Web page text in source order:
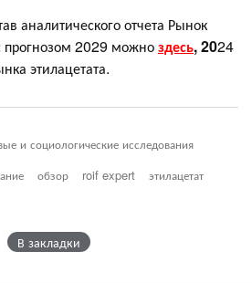
аналитического отчета Рынок
прогнозом 2029 можноздесь, 2024
этилацетата.
и социологические исследования
обзор roif expert этилацетат
В закладки